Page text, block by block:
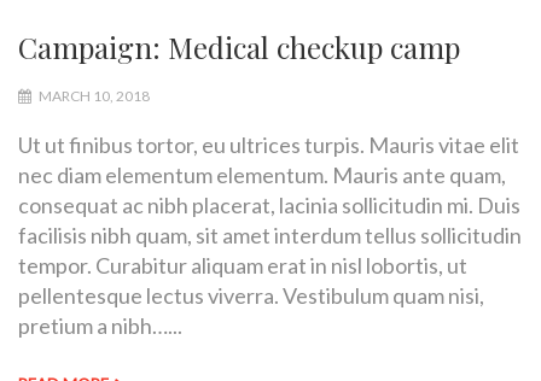
Campaign: Medical checkup camp
MARCH 10, 2018
Ut ut finibus tortor, eu ultrices turpis. Mauris vitae elit
nec diam elementum elementum. Mauris ante quam,
consequat ac nibh placerat, lacinia sollicitudin mi. Duis
facilisis nibh quam, sit amet interdum tellus sollicitudin
tempor. Curabitur aliquam erat in nisl lobortis, ut
pellentesque lectus viverra. Vestibulum quam nisi,
pretium a nibh…...